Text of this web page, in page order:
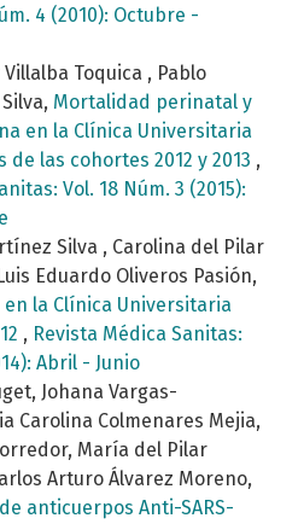
4 (2010): Octubre -
Toquica , Pablo
Mortalidad perinatal y
en la Clínica Universitaria
de las cohortes 2012 y 2013 ,
Vol. 18 Núm. 3 (2015):
Silva , Carolina del Pilar
Eduardo Oliveros Pasión,
la Clínica Universitaria
, Revista Médica Sanitas:
Abril - Junio
Johana Vargas-
Carolina Colmenares Mejia,
María del Pilar
Arturo Álvarez Moreno,
anticuerpos Anti-SARS-